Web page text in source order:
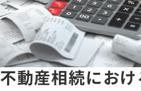
不動産相続にお